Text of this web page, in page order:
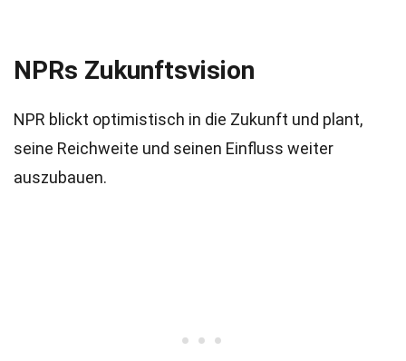
NPRs Zukunftsvision
NPR blickt optimistisch in die Zukunft und plant,
seine Reichweite und seinen Einfluss weiter
auszubauen.